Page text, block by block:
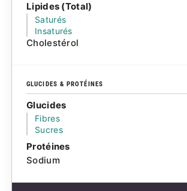
Lipides (Total)
Saturés
Insaturés
Cholestérol
GLUCIDES & PROTÉINES
Glucides
Fibres
Sucres
Protéines
Sodium